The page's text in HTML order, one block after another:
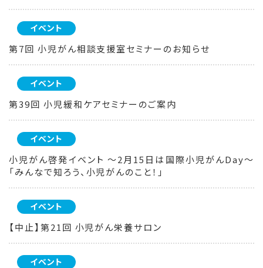
イベント
第7回 小児がん相談支援室セミナーのお知らせ
イベント
第39回 小児緩和ケアセミナーのご案内
イベント
小児がん啓発イベント ～2月15日は国際小児がんDay～
「みんなで知ろう、小児がんのこと！」
イベント
【中止】第21回 小児がん栄養サロン
イベント